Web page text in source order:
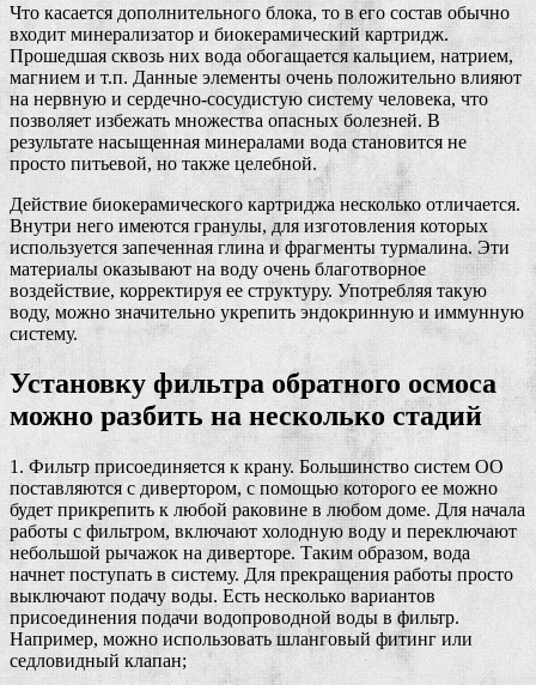
Что касается дополнительного блока, то в его состав обычно
входит минерализатор и биокерамический картридж.
Прошедшая сквозь них вода обогащается кальцием, натрием,
магнием и т.п. Данные элементы очень положительно влияют
на нервную и сердечно-сосудистую систему человека, что
позволяет избежать множества опасных болезней. В
результате насыщенная минералами вода становится не
просто питьевой, но также целебной.
Действие биокерамического картриджа несколько отличается.
Внутри него имеются гранулы, для изготовления которых
используется запеченная глина и фрагменты турмалина. Эти
материалы оказывают на воду очень благотворное
воздействие, корректируя ее структуру. Употребляя такую
воду, можно значительно укрепить эндокринную и иммунную
систему.
Установку фильтра обратного осмоса
можно разбить на несколько стадий
1. Фильтр присоединяется к крану. Большинство систем ОО
поставляются с дивертором, с помощью которого ее можно
будет прикрепить к любой раковине в любом доме. Для начала
работы с фильтром, включают холодную воду и переключают
небольшой рычажок на диверторе. Таким образом, вода
начнет поступать в систему. Для прекращения работы просто
выключают подачу воды. Есть несколько вариантов
присоединения подачи водопроводной воды в фильтр.
Например, можно использовать шланговый фитинг или
седловидный клапан;